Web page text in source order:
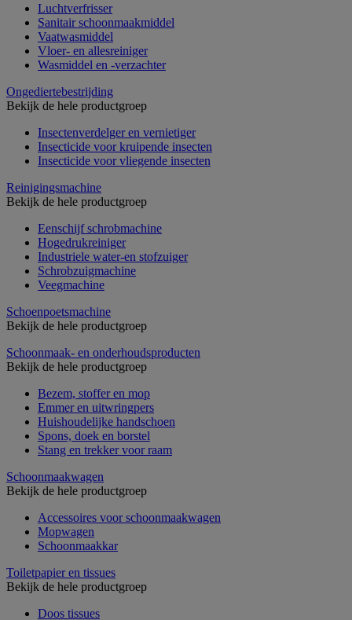
Luchtverfrisser
Sanitair schoonmaakmiddel
Vaatwasmiddel
Vloer- en allesreiniger
Wasmiddel en -verzachter
Ongediertebestrijding
Bekijk de hele productgroep
Insectenverdelger en vernietiger
Insecticide voor kruipende insecten
Insecticide voor vliegende insecten
Reinigingsmachine
Bekijk de hele productgroep
Eenschijf schrobmachine
Hogedrukreiniger
Industriele water-en stofzuiger
Schrobzuigmachine
Veegmachine
Schoenpoetsmachine
Bekijk de hele productgroep
Schoonmaak- en onderhoudsproducten
Bekijk de hele productgroep
Bezem, stoffer en mop
Emmer en uitwringpers
Huishoudelijke handschoen
Spons, doek en borstel
Stang en trekker voor raam
Schoonmaakwagen
Bekijk de hele productgroep
Accessoires voor schoonmaakwagen
Mopwagen
Schoonmaakkar
Toiletpapier en tissues
Bekijk de hele productgroep
Doos tissues